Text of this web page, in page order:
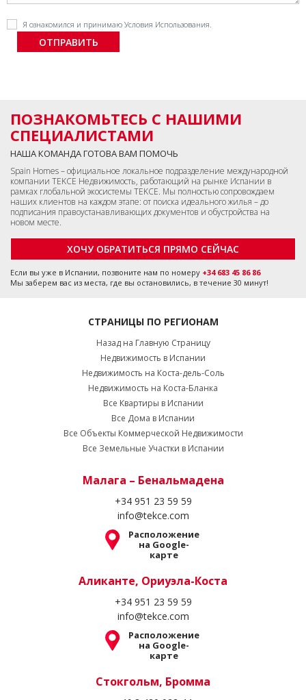
Я ознакомился и принимаю Условия Использования.
ПОЗНАКОМЬТЕСЬ С НАШИМИ
СПЕЦИАЛИСТАМИ
НАША КОМАНДА ГОТОВА ВАМ ПОМОЧЬ
Spain Homes – официальное локальное подразделение международной
компании TEKCE Недвижимость, работающий на рынке Испании в
рамках глобальной экосистемы TEKCE. Мы полностью сопровождаем
наших клиентов на каждом этапе: от поиска идеального жилья – до
подписания правоустанавливающих документов и обустройства на
новом месте.
ХОЧУ ОБРАТИТЬСЯ ПРЯМО СЕЙЧАС
Если вы уже в Испании, позвоните нам по номеру +34 683 45 86 86
Мы заберем вас из места, где вы остановились, в течение 30 минут!
СТРАНИЦЫ ПО РЕГИОНАМ
Назад на Главную Страницу
Недвижимость в Испании
Недвижимость на Коста-дель-Соль
Недвижимость на Коста-Бланка
Все Квартиры в Испании
Все Дома в Испании
Все Объекты Коммерческой Недвижимости
Все Земельные Участки в Испании
Малага – Бенальмадена
+34 951 23 59 59
info@tekce.com
Расположение
на Google-
карте
Аликанте, Ориуэла-Коста
+34 951 23 59 59
info@tekce.com
Расположение
на Google-
карте
Стокгольм, Бромма